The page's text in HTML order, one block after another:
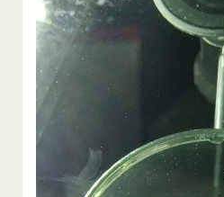
飛び石ひび割れでヒビ先が伸びた場合は？